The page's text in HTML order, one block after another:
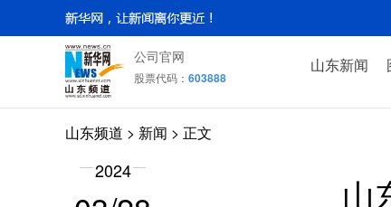
公司官网
股票代码： 603888
山东新闻
山东频道 > 新闻 > 正文
2024
山